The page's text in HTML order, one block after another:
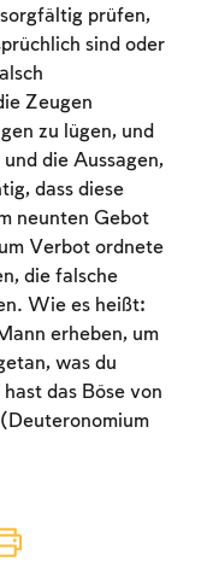
prüfen,
sind oder
Zeugen
zu lügen, und
die Aussagen,
dass diese
neunten Gebot
Verbot ordnete
die falsche
Wie es heißt:
erheben, um
was du
das Böse von
you'll need